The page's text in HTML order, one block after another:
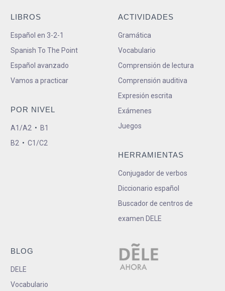
LIBROS
Español en 3-2-1
Spanish To The Point
Español avanzado
Vamos a practicar
POR NIVEL
A1/A2 • B1
B2 • C1/C2
ACTIVIDADES
Gramática
Vocabulario
Comprensión de lectura
Comprensión auditiva
Expresión escrita
Exámenes
Juegos
HERRAMIENTAS
Conjugador de verbos
Diccionario español
Buscador de centros de
examen DELE
BLOG
DELE
Vocabulario